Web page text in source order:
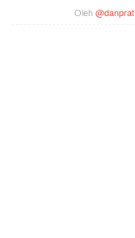
Oleh@danprat